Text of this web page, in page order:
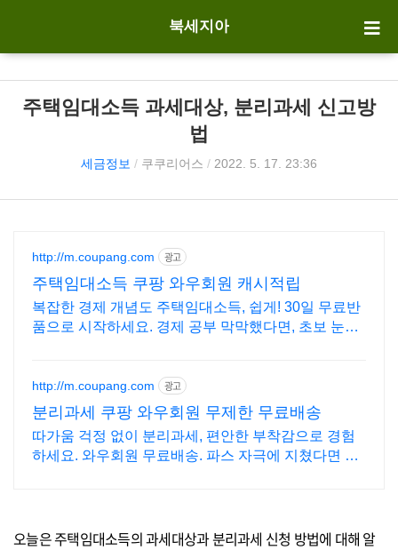
북세지아
주택임대소득 과세대상, 분리과세 신고방
법
세금정보 / 쿠쿠리어스 / 2022. 5. 17. 23:36
http://m.coupang.com 광고
주택임대소득 쿠팡 와우회원 캐시적립
복잡한 경제 개념도 주택임대소득, 쉽게! 30일 무료반
품으로 시작하세요. 경제 공부 막막했다면, 초보 눈높
http://m.coupang.com 광고
분리과세 쿠팡 와우회원 무제한 무료배송
따가움 걱정 없이 분리과세, 편안한 부착감으로 경험
하세요. 와우회원 무료배송. 파스 자극에 지쳤다면 순
오늘은 주택임대소득의 과세대상과 분리과세 신청 방법에 대해 알